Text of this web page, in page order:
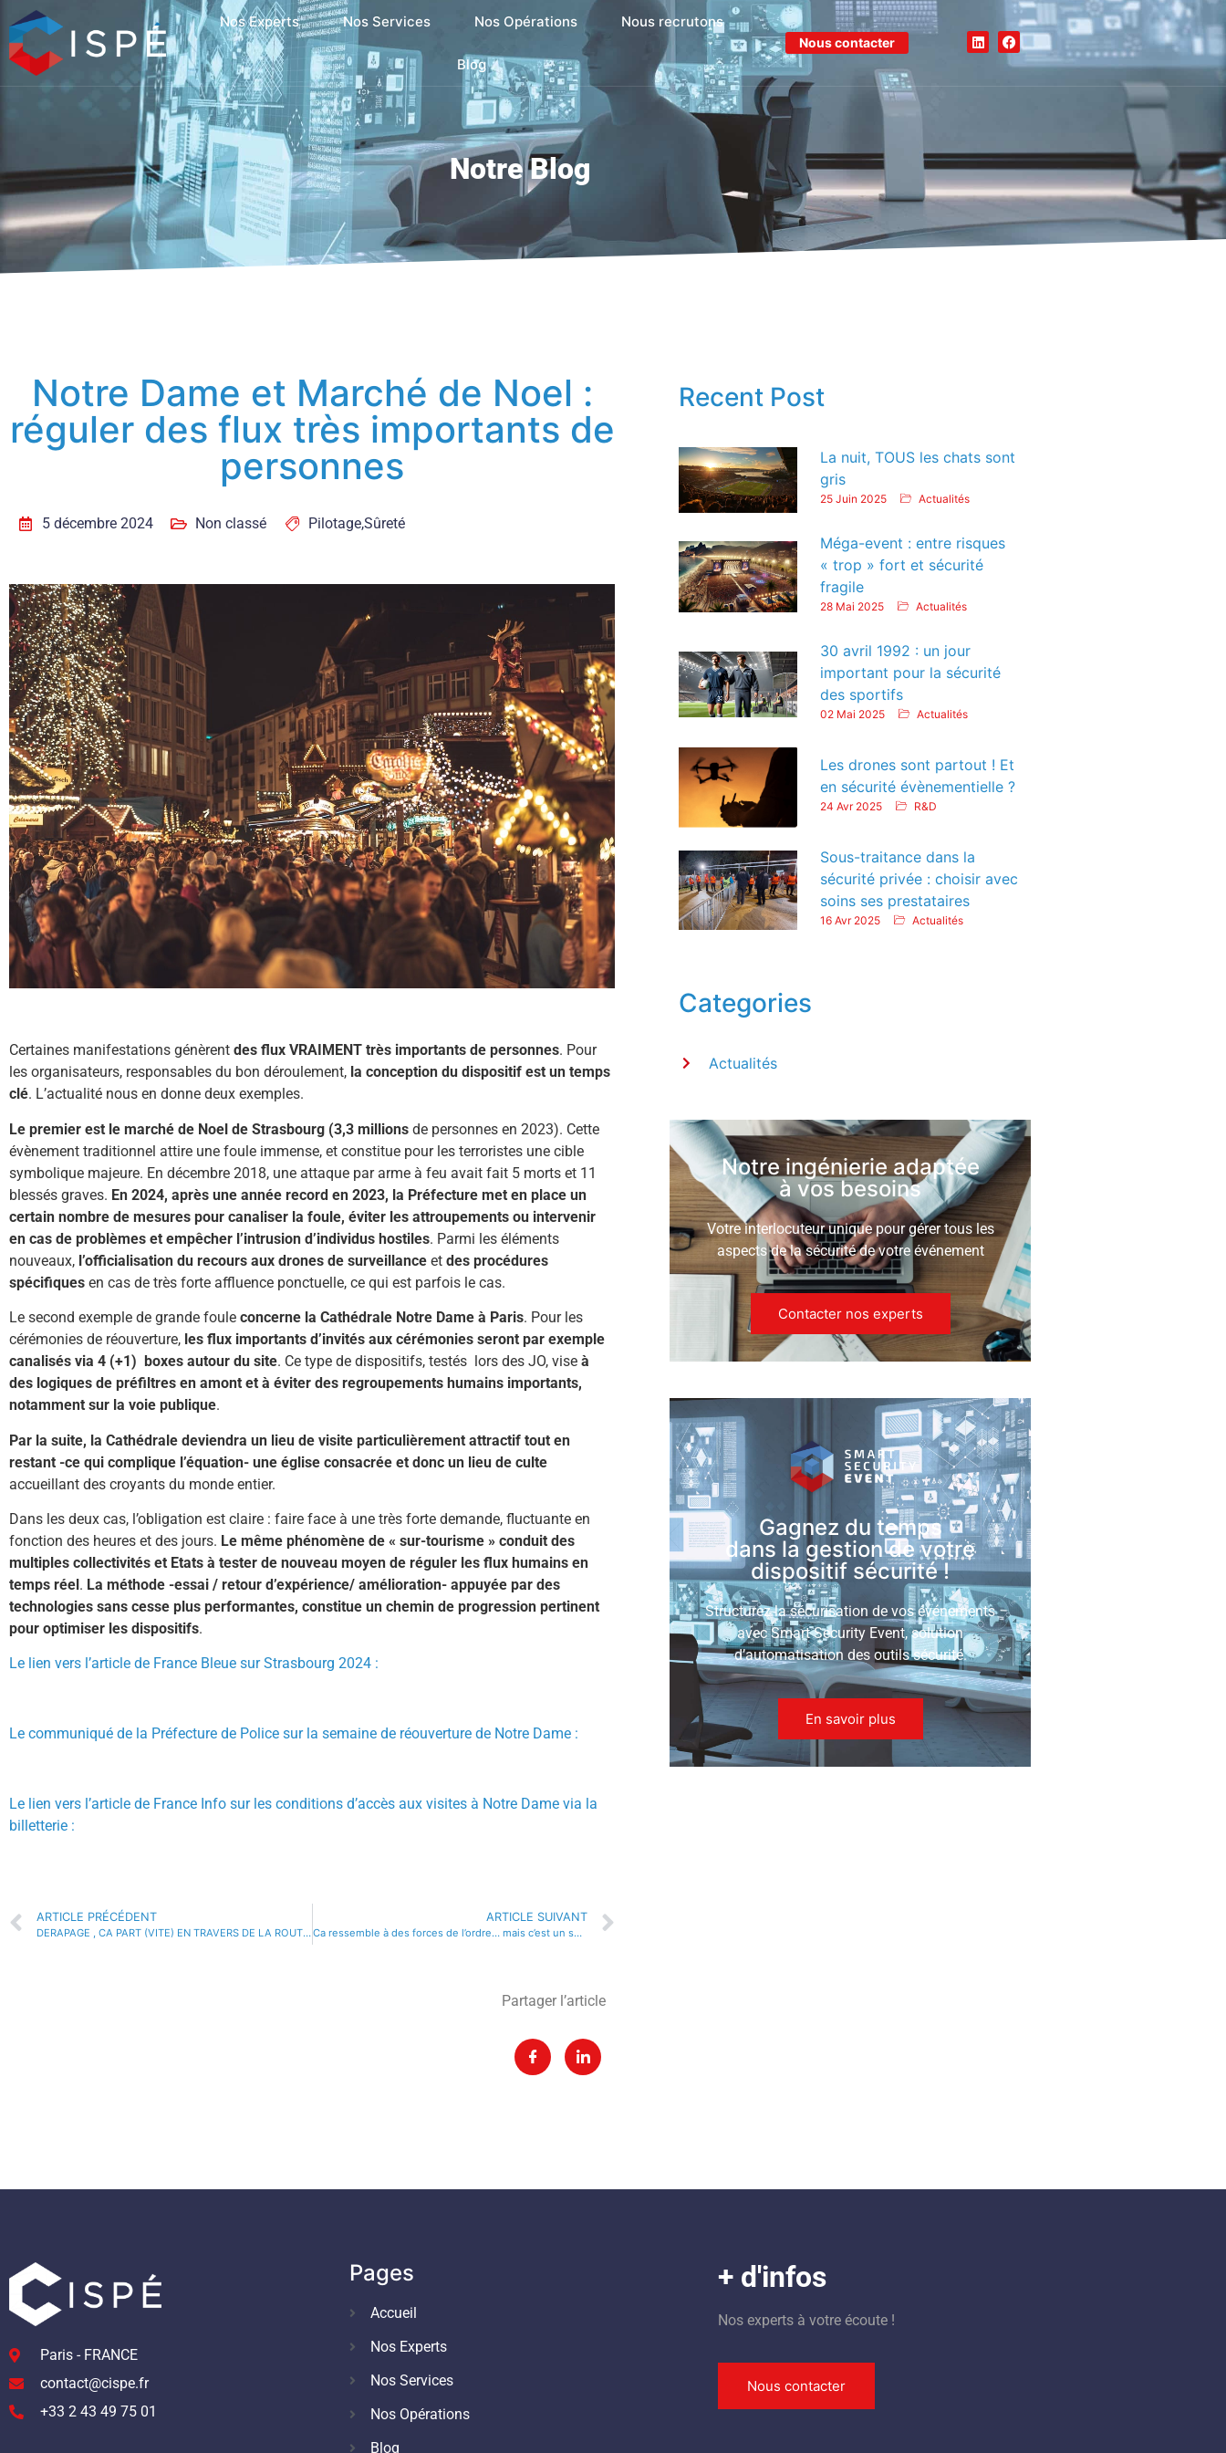
Nos Experts Nos Services Nos Opérations Nous recrutons
Blog
Nous contacter
Notre Blog
Notre Dame et Marché de Noel :
réguler des flux très importants de
personnes
5 décembre 2024 Non classé Pilotage,Sûreté
Certaines manifestations génèrent des flux VRAIMENT très importants de personnes. Pour
les organisateurs, responsables du bon déroulement, la conception du dispositif est un temps
clé. L’actualité nous en donne deux exemples.
Le premier est le marché de Noel de Strasbourg (3,3 millions de personnes en 2023). Cette
évènement traditionnel attire une foule immense, et constitue pour les terroristes une cible
symbolique majeure. En décembre 2018, une attaque par arme à feu avait fait 5 morts et 11
blessés graves. En 2024, après une année record en 2023, la Préfecture met en place un
certain nombre de mesures pour canaliser la foule, éviter les attroupements ou intervenir
en cas de problèmes et empêcher l’intrusion d’individus hostiles. Parmi les éléments
nouveaux, l’officialisation du recours aux drones de surveillance et des procédures
spécifiques en cas de très forte affluence ponctuelle, ce qui est parfois le cas.
Le second exemple de grande foule concerne la Cathédrale Notre Dame à Paris. Pour les
cérémonies de réouverture, les flux importants d’invités aux cérémonies seront par exemple
canalisés via 4 (+1) boxes autour du site. Ce type de dispositifs, testés lors des JO, vise à
des logiques de préfiltres en amont et à éviter des regroupements humains importants,
notamment sur la voie publique.
Par la suite, la Cathédrale deviendra un lieu de visite particulièrement attractif tout en
restant -ce qui complique l’équation- une église consacrée et donc un lieu de culte
accueillant des croyants du monde entier.
Dans les deux cas, l’obligation est claire : faire face à une très forte demande, fluctuante en
fonction des heures et des jours. Le même phénomène de « sur-tourisme » conduit des
multiples collectivités et Etats à tester de nouveau moyen de réguler les flux humains en
temps réel. La méthode -essai / retour d’expérience/ amélioration- appuyée par des
technologies sans cesse plus performantes, constitue un chemin de progression pertinent
pour optimiser les dispositifs.
Le lien vers l’article de France Bleue sur Strasbourg 2024 :
Le communiqué de la Préfecture de Police sur la semaine de réouverture de Notre Dame :
Le lien vers l’article de France Info sur les conditions d’accès aux visites à Notre Dame via la
billetterie :
ARTICLE PRÉCÉDENT
DERAPAGE , CA PART (VITE) EN TRAVERS DE LA ROUTE !
ARTICLE SUIVANT
Ca ressemble à des forces de l’ordre… mais c’est un service d’ordre !
Partager l’article
Recent Post
La nuit, TOUS les chats sont
gris
25 Juin 2025 Actualités
Méga-event : entre risques
« trop » fort et sécurité
fragile
28 Mai 2025 Actualités
30 avril 1992 : un jour
important pour la sécurité
des sportifs
02 Mai 2025 Actualités
Les drones sont partout ! Et
en sécurité évènementielle ?
24 Avr 2025 R&D
Sous-traitance dans la
sécurité privée : choisir avec
soins ses prestataires
16 Avr 2025 Actualités
Categories
Actualités
Notre ingénierie adaptée
à vos besoins
Votre interlocuteur unique pour gérer tous les
aspects de la sécurité de votre événement
Contacter nos experts
Gagnez du temps
dans la gestion de votre
dispositif sécurité !
Structurez la sécurisation de vos événements
avec Smart Security Event, solution
d’automatisation des outils sécurité.
En savoir plus
Paris - FRANCE
contact@cispe.fr
+33 2 43 49 75 01
Pages
Accueil
Nos Experts
Nos Services
Nos Opérations
Blog
+ d'infos
Nos experts à votre écoute !
Nous contacter